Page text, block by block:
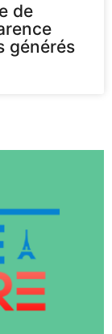
de
générés